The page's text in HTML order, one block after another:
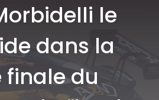
le
dans la
du